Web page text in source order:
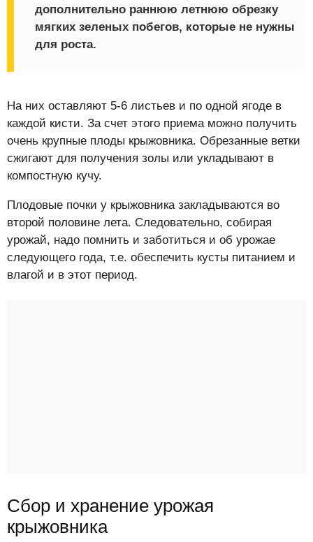
дополнительно раннюю летнюю обрезку
мягких зеленых побегов, которые не нужны
для роста.
На них оставляют 5-6 листьев и по одной ягоде в
каждой кисти. За счет этого приема можно получить
очень крупные плоды крыжовника. Обрезанные ветки
сжигают для получения золы или укладывают в
компостную кучу.
Плодовые почки у крыжовника закладываются во
второй половине лета. Следовательно, собирая
урожай, надо помнить и заботиться и об урожае
следующего года, т.е. обеспечить кусты питанием и
влагой и в этот период.
Сбор и хранение урожая
крыжовника